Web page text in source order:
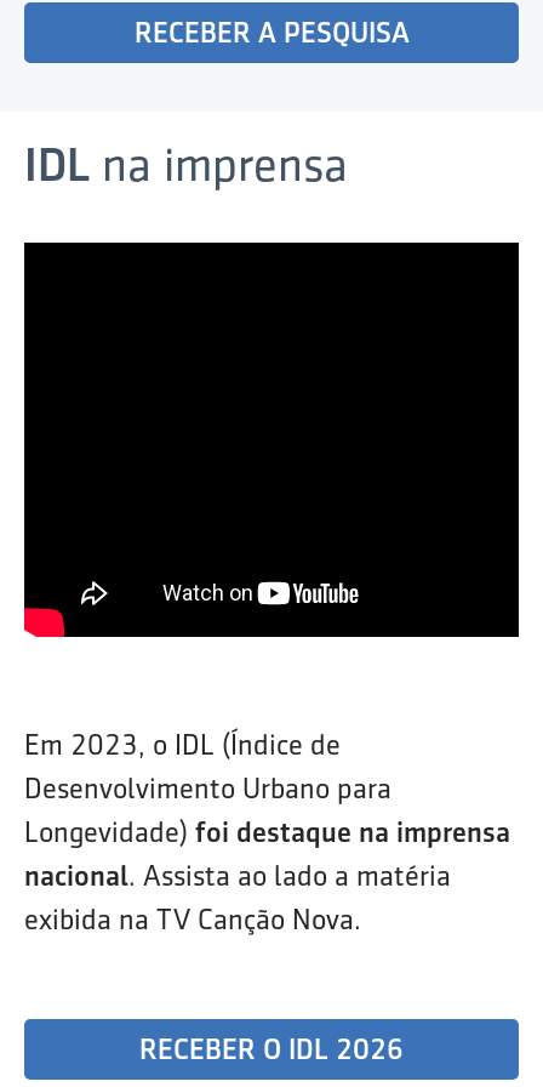
RECEBER A PESQUISA
IDL na imprensa
Em 2023, o IDL (Índice de
Desenvolvimento Urbano para
Longevidade) foi destaque na imprensa
nacional. Assista ao lado a matéria
exibida na TV Canção Nova.
RECEBER O IDL 2026